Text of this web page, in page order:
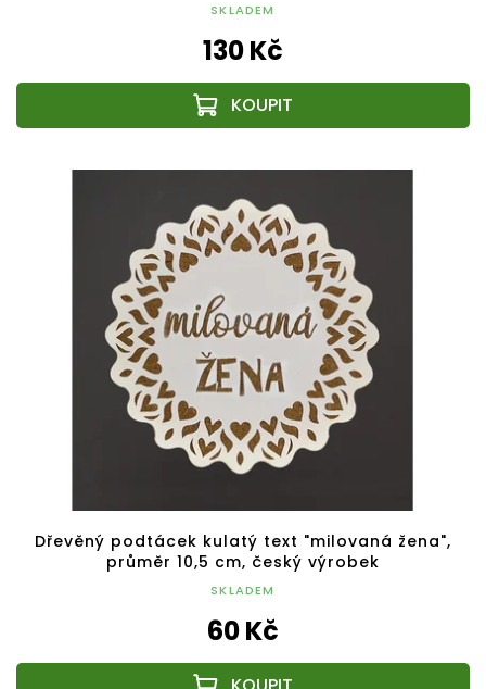
SKLADEM
130 Kč
Dřevěný podtácek kulatý text "milovaná žena",
průměr 10,5 cm, český výrobek
SKLADEM
60 Kč